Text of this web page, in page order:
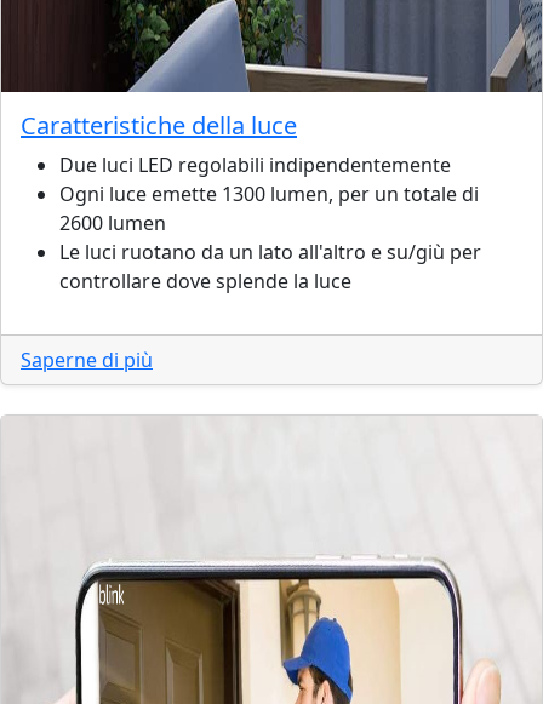
Caratteristiche della luce
Due luci LED regolabili indipendentemente
Ogni luce emette 1300 lumen, per un totale di
2600 lumen
Le luci ruotano da un lato all'altro e su/giù per
controllare dove splende la luce
Saperne di più